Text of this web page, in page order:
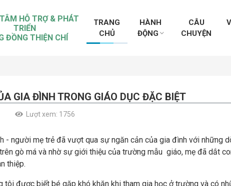
HỖ TRỢ & PHÁT
TRIỂN
ĐỒNG THIỆN CHÍ
TRANG
CHỦ
HÀNH
ĐỘNG
CÂU
CHUYỆN
GIA ĐÌNH TRONG GIÁO DỤC ĐẶC BIỆT
Lượt xem: 1756
- người mẹ trẻ đã vượt qua sự ngăn cản của gia đình với những
gò má và nhờ sự giới thiệu của trường mẫu giáo, mẹ đã dắt
thiệp.
tôi được biết bé gặp khó khăn khi tham gia học ở trường và có